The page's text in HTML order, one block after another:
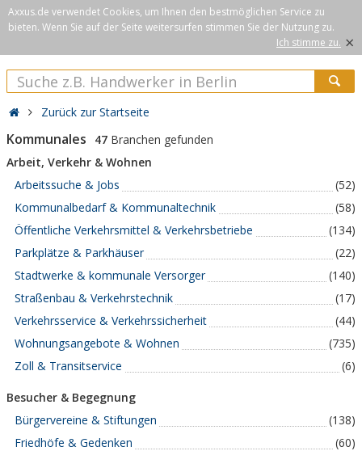
Axxus.de verwendet Cookies, um Ihnen den bestmöglichen Service zu
bieten. Wenn Sie auf der Seite weitersurfen stimmen Sie der Nutzung zu.
Ich stimme zu. ×
Zurück zur Startseite
Kommunales 47 Branchen gefunden
Arbeit, Verkehr & Wohnen
Arbeitssuche & Jobs
(52)
Kommunalbedarf & Kommunaltechnik
(58)
Öffentliche Verkehrsmittel & Verkehrsbetriebe
(134)
Parkplätze & Parkhäuser
(22)
Stadtwerke & kommunale Versorger
(140)
Straßenbau & Verkehrstechnik
(17)
Verkehrsservice & Verkehrssicherheit
(44)
Wohnungsangebote & Wohnen
(735)
Zoll & Transitservice
(6)
Besucher & Begegnung
Bürgervereine & Stiftungen
(138)
Friedhöfe & Gedenken
(60)